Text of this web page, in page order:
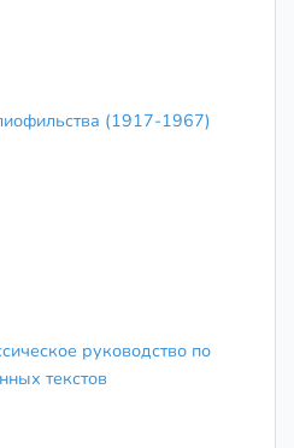
(1917-1967)
руководство по
текстов